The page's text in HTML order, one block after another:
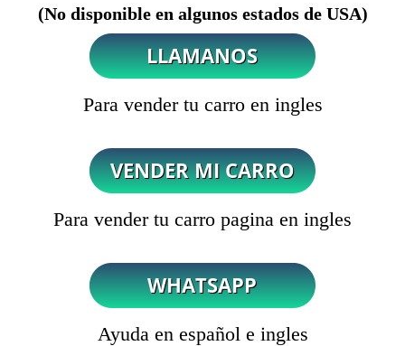
(No disponible en algunos estados de USA)
Para vender tu carro en ingles
Para vender tu carro pagina en ingles
Ayuda en español e ingles